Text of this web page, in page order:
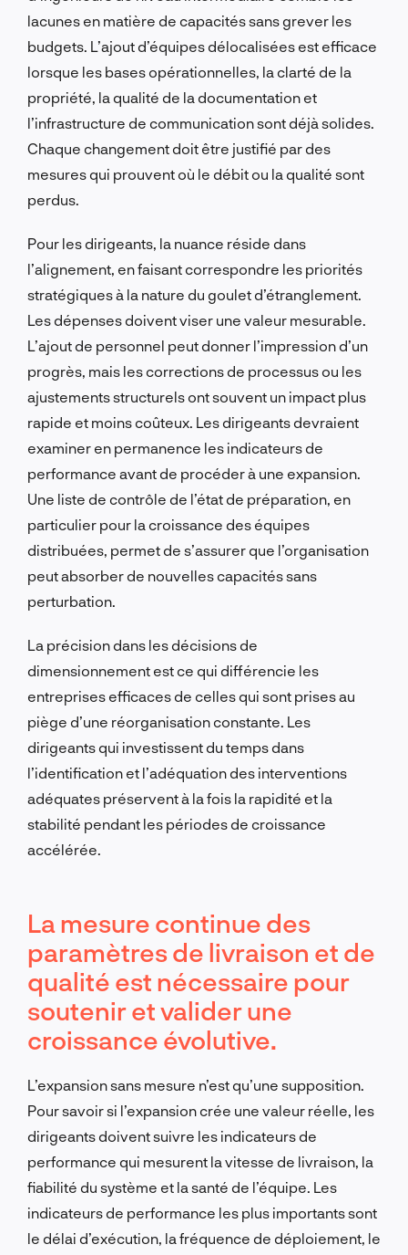
lacunes en matière de capacités sans grever les
budgets. L’ajout d’équipes délocalisées est efficace
lorsque les bases opérationnelles, la clarté de la
propriété, la qualité de la documentation et
l’infrastructure de communication sont déjà solides.
Chaque changement doit être justifié par des
mesures qui prouvent où le débit ou la qualité sont
perdus.
Pour les dirigeants, la nuance réside dans
l’alignement, en faisant correspondre les priorités
stratégiques à la nature du goulet d’étranglement.
Les dépenses doivent viser une valeur mesurable.
L’ajout de personnel peut donner l’impression d’un
progrès, mais les corrections de processus ou les
ajustements structurels ont souvent un impact plus
rapide et moins coûteux. Les dirigeants devraient
examiner en permanence les indicateurs de
performance avant de procéder à une expansion.
Une liste de contrôle de l’état de préparation, en
particulier pour la croissance des équipes
distribuées, permet de s’assurer que l’organisation
peut absorber de nouvelles capacités sans
perturbation.
La précision dans les décisions de
dimensionnement est ce qui différencie les
entreprises efficaces de celles qui sont prises au
piège d’une réorganisation constante. Les
dirigeants qui investissent du temps dans
l’identification et l’adéquation des interventions
adéquates préservent à la fois la rapidité et la
stabilité pendant les périodes de croissance
accélérée.
La mesure continue des
paramètres de livraison et de
qualité est nécessaire pour
soutenir et valider une
croissance évolutive.
L’expansion sans mesure n’est qu’une supposition.
Pour savoir si l’expansion crée une valeur réelle, les
dirigeants doivent suivre les indicateurs de
performance qui mesurent la vitesse de livraison, la
fiabilité du système et la santé de l’équipe. Les
indicateurs de performance les plus importants sont
le délai d’exécution, la fréquence de déploiement, le